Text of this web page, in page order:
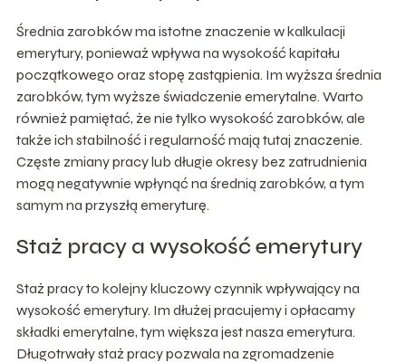
Średnia zarobków ma istotne znaczenie w kalkulacji
emerytury, ponieważ wpływa na wysokość kapitału
początkowego oraz stopę zastąpienia. Im wyższa średnia
zarobków, tym wyższe świadczenie emerytalne. Warto
również pamiętać, że nie tylko wysokość zarobków, ale
także ich stabilność i regularność mają tutaj znaczenie.
Częste zmiany pracy lub długie okresy bez zatrudnienia
mogą negatywnie wpłynąć na średnią zarobków, a tym
samym na przyszłą emeryturę.
Staż pracy a wysokość emerytury
Staż pracy to kolejny kluczowy czynnik wpływający na
wysokość emerytury. Im dłużej pracujemy i opłacamy
składki emerytalne, tym większa jest nasza emerytura.
Długotrwały staż pracy pozwala na zgromadzenie